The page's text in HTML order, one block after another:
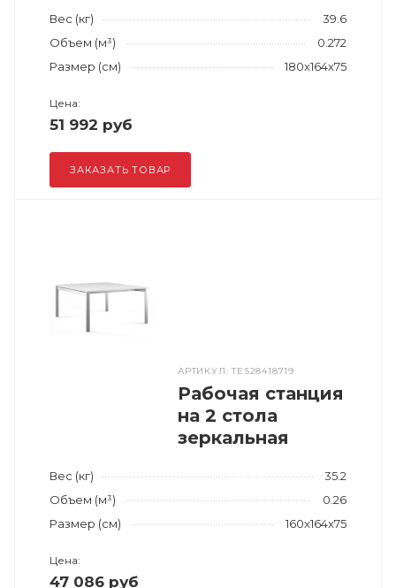
Вес (кг)
39.6
Объем (м³)
0.272
Размер (см)
180x164x75
Цена:
51 992 руб
ЗАКАЗАТЬ ТОВАР
АРТИКУЛ: TES28418719
Рабочая станция
на 2 стола
зеркальная
Вес (кг)
35.2
Объем (м³)
0.26
Размер (см)
160x164x75
Цена:
47 086 руб